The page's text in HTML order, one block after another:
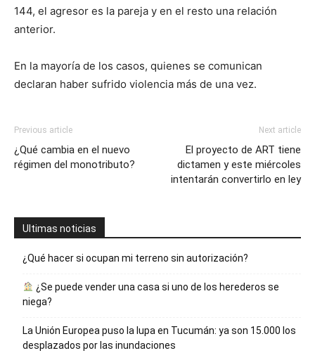
144, el agresor es la pareja y en el resto una relación
anterior.
En la mayoría de los casos, quienes se comunican
declaran haber sufrido violencia más de una vez.
Previous article
¿Qué cambia en el nuevo
régimen del monotributo?
Next article
El proyecto de ART tiene
dictamen y este miércoles
intentarán convertirlo en ley
Ultimas noticias
¿Qué hacer si ocupan mi terreno sin autorización?
¿Se puede vender una casa si uno de los herederos se
niega?
La Unión Europea puso la lupa en Tucumán: ya son 15.000 los
desplazados por las inundaciones